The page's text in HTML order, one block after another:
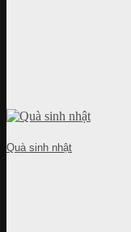
Quà sinh nhật